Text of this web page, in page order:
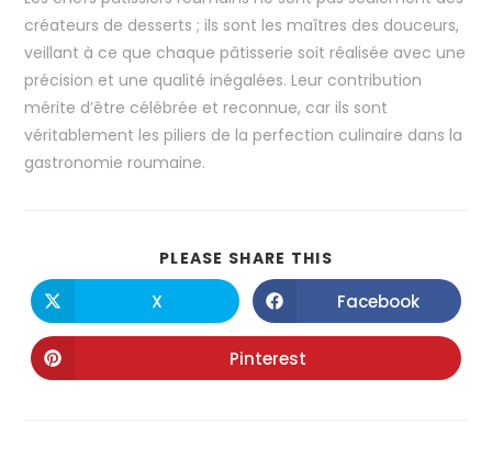
créateurs de desserts ; ils sont les maîtres des douceurs,
veillant à ce que chaque pâtisserie soit réalisée avec une
précision et une qualité inégalées. Leur contribution
mérite d’être célébrée et reconnue, car ils sont
véritablement les piliers de la perfection culinaire dans la
gastronomie roumaine.
PLEASE SHARE THIS
X Facebook
Pinterest